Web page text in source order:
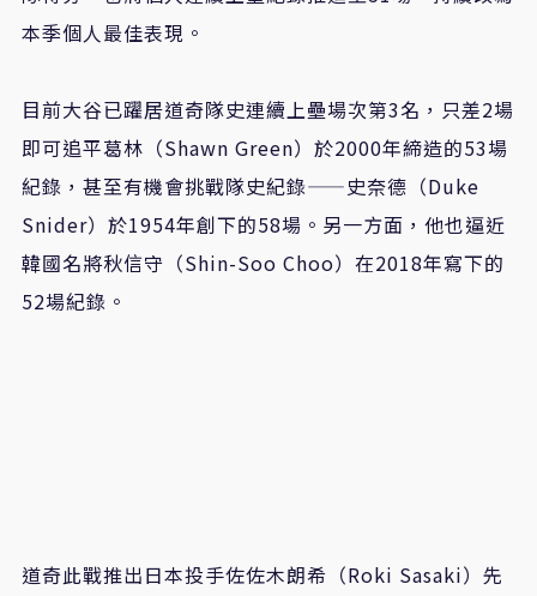
本季個人最佳表現。
目前大谷已躍居道奇隊史連續上壘場次第3名，只差2場
即可追平葛林（Shawn Green）於2000年締造的53場
紀錄，甚至有機會挑戰隊史紀錄——史奈德（Duke
Snider）於1954年創下的58場。另一方面，他也逼近
韓國名將秋信守（Shin-Soo Choo）在2018年寫下的
52場紀錄。
道奇此戰推出日本投手佐佐木朗希（Roki Sasaki）先